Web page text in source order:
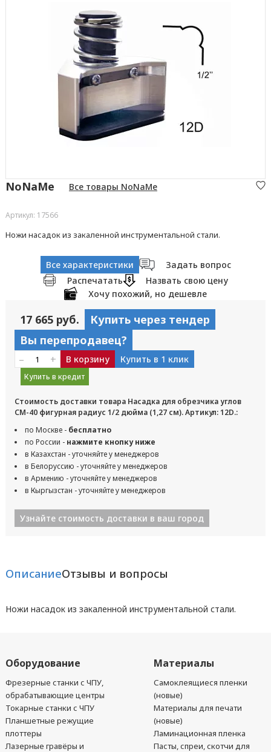
NoNaMe Все товары NoNaMe
Артикул: 17566
Ножи насадок из закаленной инструментальной стали.
Все характеристики
Задать вопрос
Распечатать
Назвать свою цену
Хочу похожий, но дешевле
17 665 руб.
Купить через тендер
Вы перепродавец?
– + В корзину Купить в 1 клик
Купить в кредит
Стоимость доставки товара Насадка для обрезчика углов
CM-40 фигурная радиус 1/2 дюйма (1,27 см). Артикул: 12D.:
по Москве - бесплатно
по России - нажмите кнопку ниже
в Казахстан - уточняйте у менеджеров
в Белоруссию - уточняйте у менеджеров
в Армению - уточняйте у менеджеров
в Кыргызстан - уточняйте у менеджеров
Узнайте стоимость доставки в ваш город
ОписаниеОтзывы и вопросы
Ножи насадок из закаленной инструментальной стали.
Оборудование
Фрезерные станки с ЧПУ,
обрабатывающие центры
Токарные станки с ЧПУ
Планшетные режущие
плоттеры
Лазерные гравёры и
Материалы
Самоклеящиеся пленки
(новые)
Материалы для печати
(новые)
Ламинационная пленка
Пасты, спреи, скотчи для